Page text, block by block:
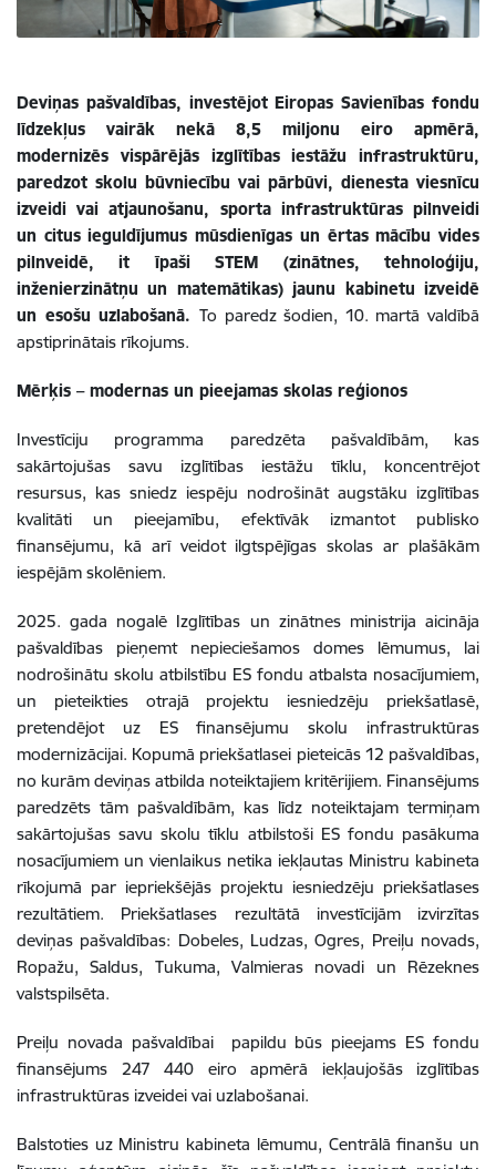
Deviņas pašvaldības, investējot Eiropas Savienības fondu
līdzekļus vairāk nekā 8,5 miljonu eiro apmērā,
modernizēs vispārējās izglītības iestāžu infrastruktūru,
paredzot skolu būvniecību vai pārbūvi, dienesta viesnīcu
izveidi vai atjaunošanu, sporta infrastruktūras pilnveidi
un citus ieguldījumus mūsdienīgas un ērtas mācību vides
pilnveidē, it īpaši STEM (zinātnes, tehnoloģiju,
inženierzinātņu un matemātikas) jaunu kabinetu izveidē
un esošu uzlabošanā. To paredz šodien, 10. martā valdībā
apstiprinātais rīkojums.
Mērķis – modernas un pieejamas skolas reģionos
Investīciju programma paredzēta pašvaldībām, kas
sakārtojušas savu izglītības iestāžu tīklu, koncentrējot
resursus, kas sniedz iespēju nodrošināt augstāku izglītības
kvalitāti un pieejamību, efektīvāk izmantot publisko
finansējumu, kā arī veidot ilgtspējīgas skolas ar plašākām
iespējām skolēniem.
2025. gada nogalē Izglītības un zinātnes ministrija aicināja
pašvaldības pieņemt nepieciešamos domes lēmumus, lai
nodrošinātu skolu atbilstību ES fondu atbalsta nosacījumiem,
un pieteikties otrajā projektu iesniedzēju priekšatlasē,
pretendējot uz ES finansējumu skolu infrastruktūras
modernizācijai. Kopumā priekšatlasei pieteicās 12 pašvaldības,
no kurām deviņas atbilda noteiktajiem kritērijiem. Finansējums
paredzēts tām pašvaldībām, kas līdz noteiktajam termiņam
sakārtojušas savu skolu tīklu atbilstoši ES fondu pasākuma
nosacījumiem un vienlaikus netika iekļautas Ministru kabineta
rīkojumā par iepriekšējās projektu iesniedzēju priekšatlases
rezultātiem. Priekšatlases rezultātā investīcijām izvirzītas
deviņas pašvaldības: Dobeles, Ludzas, Ogres, Preiļu novads,
Ropažu, Saldus, Tukuma, Valmieras novadi un Rēzeknes
valstspilsēta.
Preiļu novada pašvaldībai papildu būs pieejams ES fondu
finansējums 247 440 eiro apmērā iekļaujošās izglītības
infrastruktūras izveidei vai uzlabošanai.
Balstoties uz Ministru kabineta lēmumu, Centrālā finanšu un